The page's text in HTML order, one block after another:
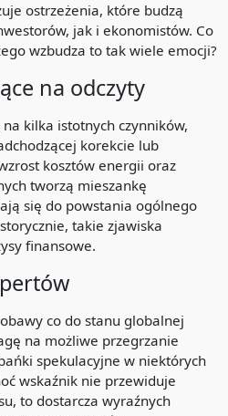
ostrzeżenia, które budzą
jak i ekonomistów. Co
wzbudza to tak wiele emocji?
na odczyty
kilka istotnych czynników,
korekcie lub
kosztów energii oraz
tworzą mieszankę
się do powstania ogólnego
takie zjawiska
finansowe.
co do stanu globalnej
na możliwe przegrzanie
spekulacyjne w niektórych
wskaźnik nie przewiduje
to dostarcza wyraźnych